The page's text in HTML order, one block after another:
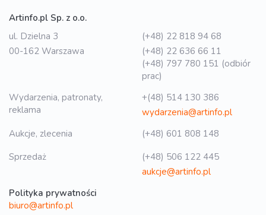
Artinfo.pl Sp. z o.o.
ul. Dzielna 3
00-162 Warszawa
(+48) 22 818 94 68
(+48) 22 636 66 11
(+48) 797 780 151 (odbiór
prac)
Wydarzenia, patronaty,
reklama
+(48) 514 130 386
wydarzenia@artinfo.pl
Aukcje, zlecenia
(+48) 601 808 148
Sprzedaż
(+48) 506 122 445
aukcje@artinfo.pl
Polityka prywatności
biuro@artinfo.pl